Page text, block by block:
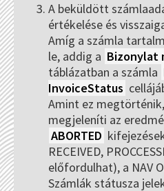
A beküldött
értékelése és
Amíg a számla
le, addig a Bizonylat
táblázatban a számla
InvoiceStatus
Amint ez
megjeleníti az
ABORTED
RECEIVED,
előfordulhat), a NAV
Számlák státusza